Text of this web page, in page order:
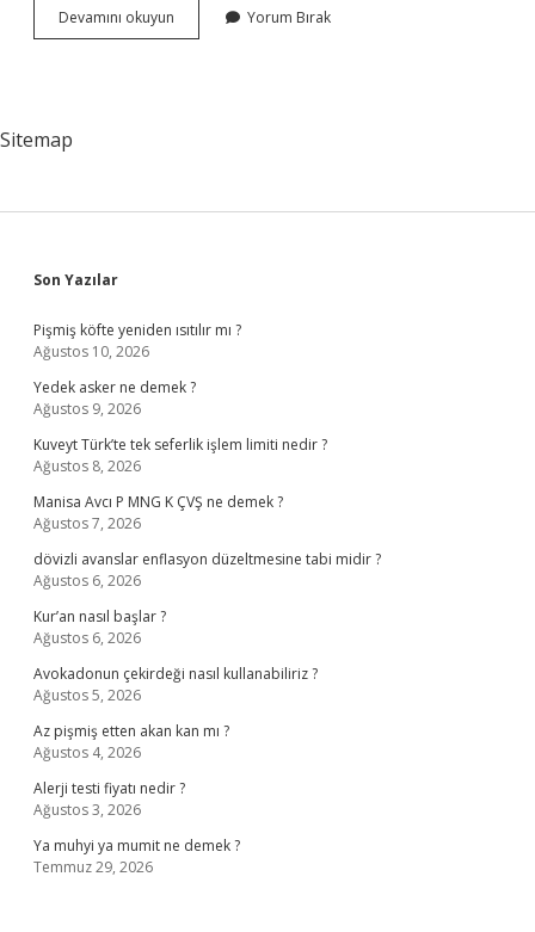
Devamını okuyun Instagram
Arşivlemek
Yorum Bırak
Sitemap
Sidebar
Son Yazılar
Pişmiş köfte yeniden ısıtılır mı ?
Ağustos 10, 2026
Yedek asker ne demek ?
Ağustos 9, 2026
Kuveyt Türk’te tek seferlik işlem limiti nedir ?
Ağustos 8, 2026
Manisa Avcı P MNG K ÇVŞ ne demek ?
Ağustos 7, 2026
dövizli avanslar enflasyon düzeltmesine tabi midir ?
Ağustos 6, 2026
Kur’an nasıl başlar ?
Ağustos 6, 2026
Avokadonun çekirdeği nasıl kullanabiliriz ?
Ağustos 5, 2026
Az pişmiş etten akan kan mı ?
Ağustos 4, 2026
Alerji testi fiyatı nedir ?
Ağustos 3, 2026
Ya muhyi ya mumit ne demek ?
Temmuz 29, 2026